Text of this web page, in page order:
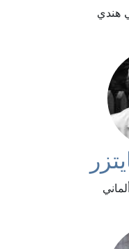
هندي